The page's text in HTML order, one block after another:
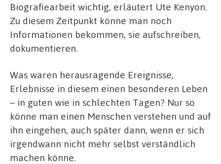
Biografiearbeit wichtig, erläutert Ute Kenyon.
Zu diesem Zeitpunkt könne man noch
Informationen bekommen, sie aufschreiben,
dokumentieren.
Was waren herausragende Ereignisse,
Erlebnisse in diesem einen besonderen Leben
– in guten wie in schlechten Tagen? Nur so
könne man einen Menschen verstehen und auf
ihn eingehen, auch später dann, wenn er sich
irgendwann nicht mehr selbst verständlich
machen könne.